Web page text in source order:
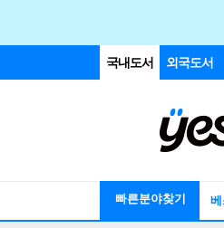
국내도서 외국도서
빠른분야찾기 베